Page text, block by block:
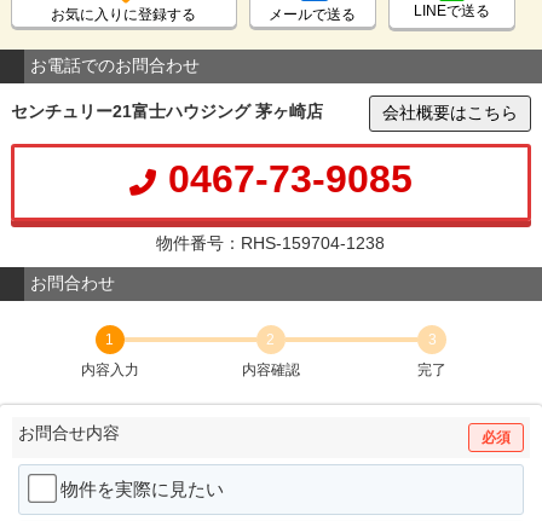
お気に入りに登録する メールで送る LINEで送る
お電話でのお問合わせ
センチュリー21富士ハウジング 茅ヶ崎店 会社概要はこちら
0467-73-9085
物件番号：RHS-159704-1238
お問合わせ
1
内容入力
2
内容確認
3
完了
お問合せ内容 必須
物件を実際に見たい